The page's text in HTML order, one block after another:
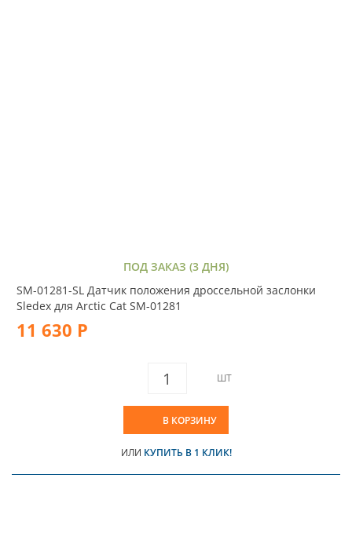
ПОД ЗАКАЗ (3 ДНЯ)
SM-01281-SL Датчик положения дроссельной заслонки
Sledex для Arctic Cat SM-01281
11 630 Р
ШТ
В КОРЗИНУ
ИЛИ КУПИТЬ В 1 КЛИК!